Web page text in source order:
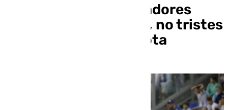
Pellicer: «Quiero jugadores
descarados y alegres, no tristes
después de una derrota